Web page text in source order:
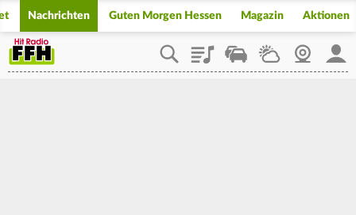
Nachrichten Guten Morgen Hessen Magazin Aktionen
PlaylistStaupilotWetterWebcam